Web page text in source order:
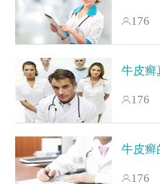
176
牛皮癣
176
牛皮癣
176